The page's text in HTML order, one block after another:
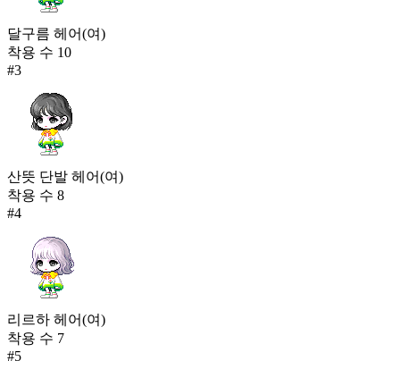
말랑 오리 인형옷
205
달구름 헤어(여)
착용 수 10
#3
산뜻 단발 헤어(여)
착용 수 8
#4
리르하 헤어(여)
착용 수 7
#5